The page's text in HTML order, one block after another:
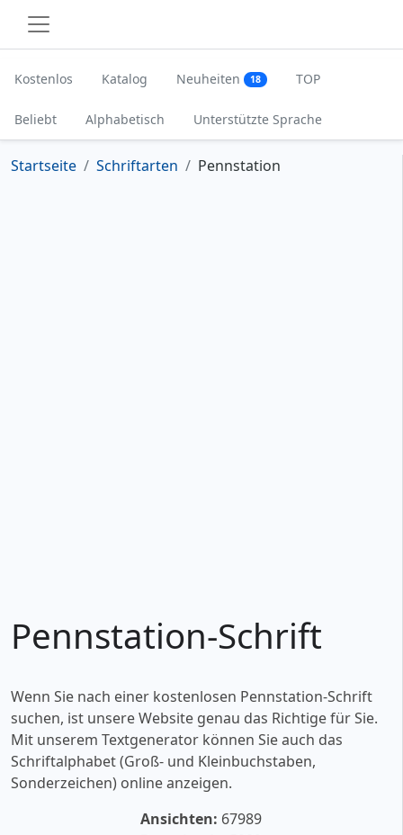
Kostenlos Katalog Neuheiten 18 TOP
Beliebt Alphabetisch Unterstützte Sprache
Startseite Schriftarten Pennstation
Pennstation-Schrift
Wenn Sie nach einer kostenlosen Pennstation-Schrift
suchen, ist unsere Website genau das Richtige für Sie.
Mit unserem Textgenerator können Sie auch das
Schriftalphabet (Groß- und Kleinbuchstaben,
Sonderzeichen) online anzeigen.
Ansichten: 67989